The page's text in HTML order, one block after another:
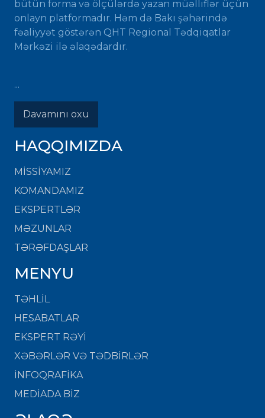
bütün forma və ölçülərdə yazan müəlliflər üçün
onlayn platformadır. Həm də Bakı şəhərində
fəaliyyət göstərən QHT Regional Tədqiqatlar
Mərkəzi ilə əlaqədardır.
...
Davamını oxu
HAQQIMIZDA
MISSIYAMIZ
KOMANDAMIZ
EKSPERTLƏR
MƏZUNLAR
TƏRƏFDAŞLAR
MENYU
TƏHLİL
HESABATLAR
EKSPERT RƏYİ
XƏBƏRLƏR VƏ TƏDBİRLƏR
İNFOQRAFİKA
MEDİADA BİZ